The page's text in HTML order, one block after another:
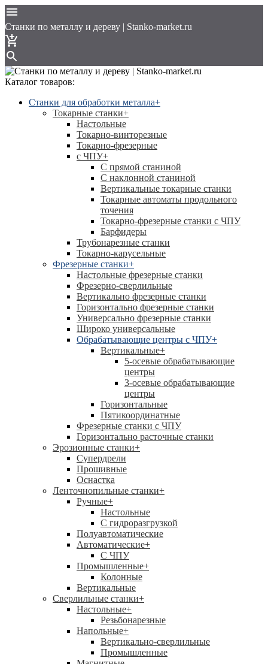
Cтанки по металлу и дереву | Stanko-market.ru
Каталог товаров:
Станки для обработки металла+
Токарные станки+
Настольные
Токарно-винторезные
Токарно-фрезерные
с ЧПУ+
С прямой станиной
C наклонной станиной
Вертикальные токарные станки
Токарные автоматы продольного
точения
Токарно-фрезерные станки с ЧПУ
Барфидеры
Трубонарезные станки
Токарно-карусельные
Фрезерные станки+
Настольные фрезерные станки
Фрезерно-сверлильные
Вертикально фрезерные станки
Горизонтально фрезерные станки
Универсально фрезерные станки
Широко универсальные
Обрабатывающие центры с ЧПУ+
Вертикальные+
5-осевые обрабатывающие
центры
3-осевые обрабатывающие
центры
Горизонтальные
Пятикоординатные
Фрезерные станки с ЧПУ
Горизонтально расточные станки
Эрозионные станки+
Супердрели
Прошивные
Оснастка
Ленточнопильные станки+
Ручные+
Настольные
С гидроразгрузкой
Полуавтоматические
Автоматические+
С ЧПУ
Промышленные+
Колонные
Вертикальные
Сверлильные станки+
Настольные+
Резьбонарезные
Напольные+
Вертикально-сверлильные
Промышленные